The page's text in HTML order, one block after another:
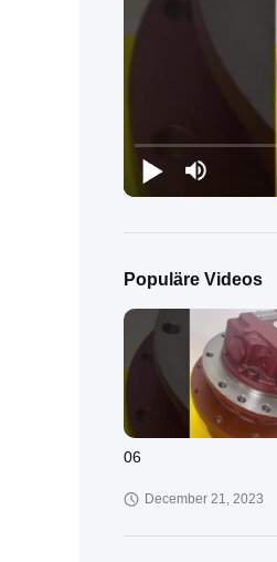
Populäre Videos
06
December 21, 2023